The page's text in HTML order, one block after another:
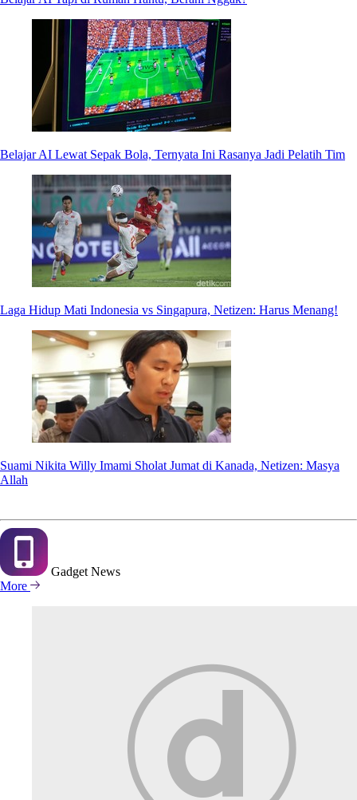
Belajar AI Lewat Sepak Bola, Ternyata Ini Rasanya Jadi Pelatih Tim
Laga Hidup Mati Indonesia vs Singapura, Netizen: Harus Menang!
Suami Nikita Willy Imami Sholat Jumat di Kanada, Netizen: Masya
Allah
GadgetNews
More